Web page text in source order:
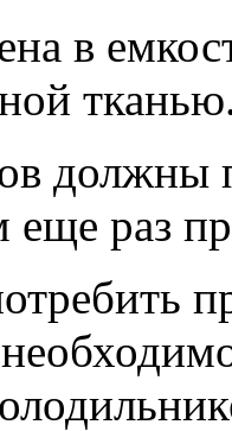
в
должны
еще раз